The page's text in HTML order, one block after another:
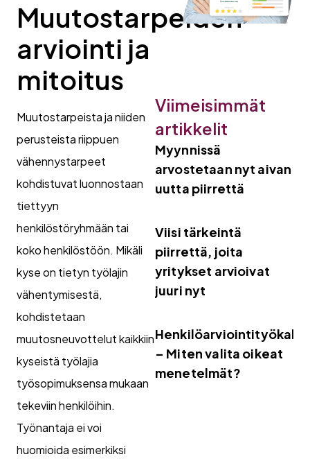
Muutostarpeiden
arviointi ja
mitoitus
Muutostarpeista ja niiden
perusteista riippuen
vähennystarpeet
kohdistuvat luonnostaan
tiettyyn
henkilöstöryhmään tai
koko henkilöstöön. Mikäli
kyse on tietyn työlajin
vähentymisestä,
kohdistetaan
muutosneuvottelut kaikkiin
kyseistä työlajia
työsopimuksensa mukaan
tekeviin henkilöihin.
Työnantaja ei voi
huomioida esimerkiksi
Viimeisimmät
artikkelit
Myynnissä
arvostetaan nyt aivan
uutta piirrettä
Viisi tärkeintä
piirrettä, joita
yritykset arvioivat
juuri nyt
Henkilöarviointityökalut
– Miten valita oikeat
menetelmät?